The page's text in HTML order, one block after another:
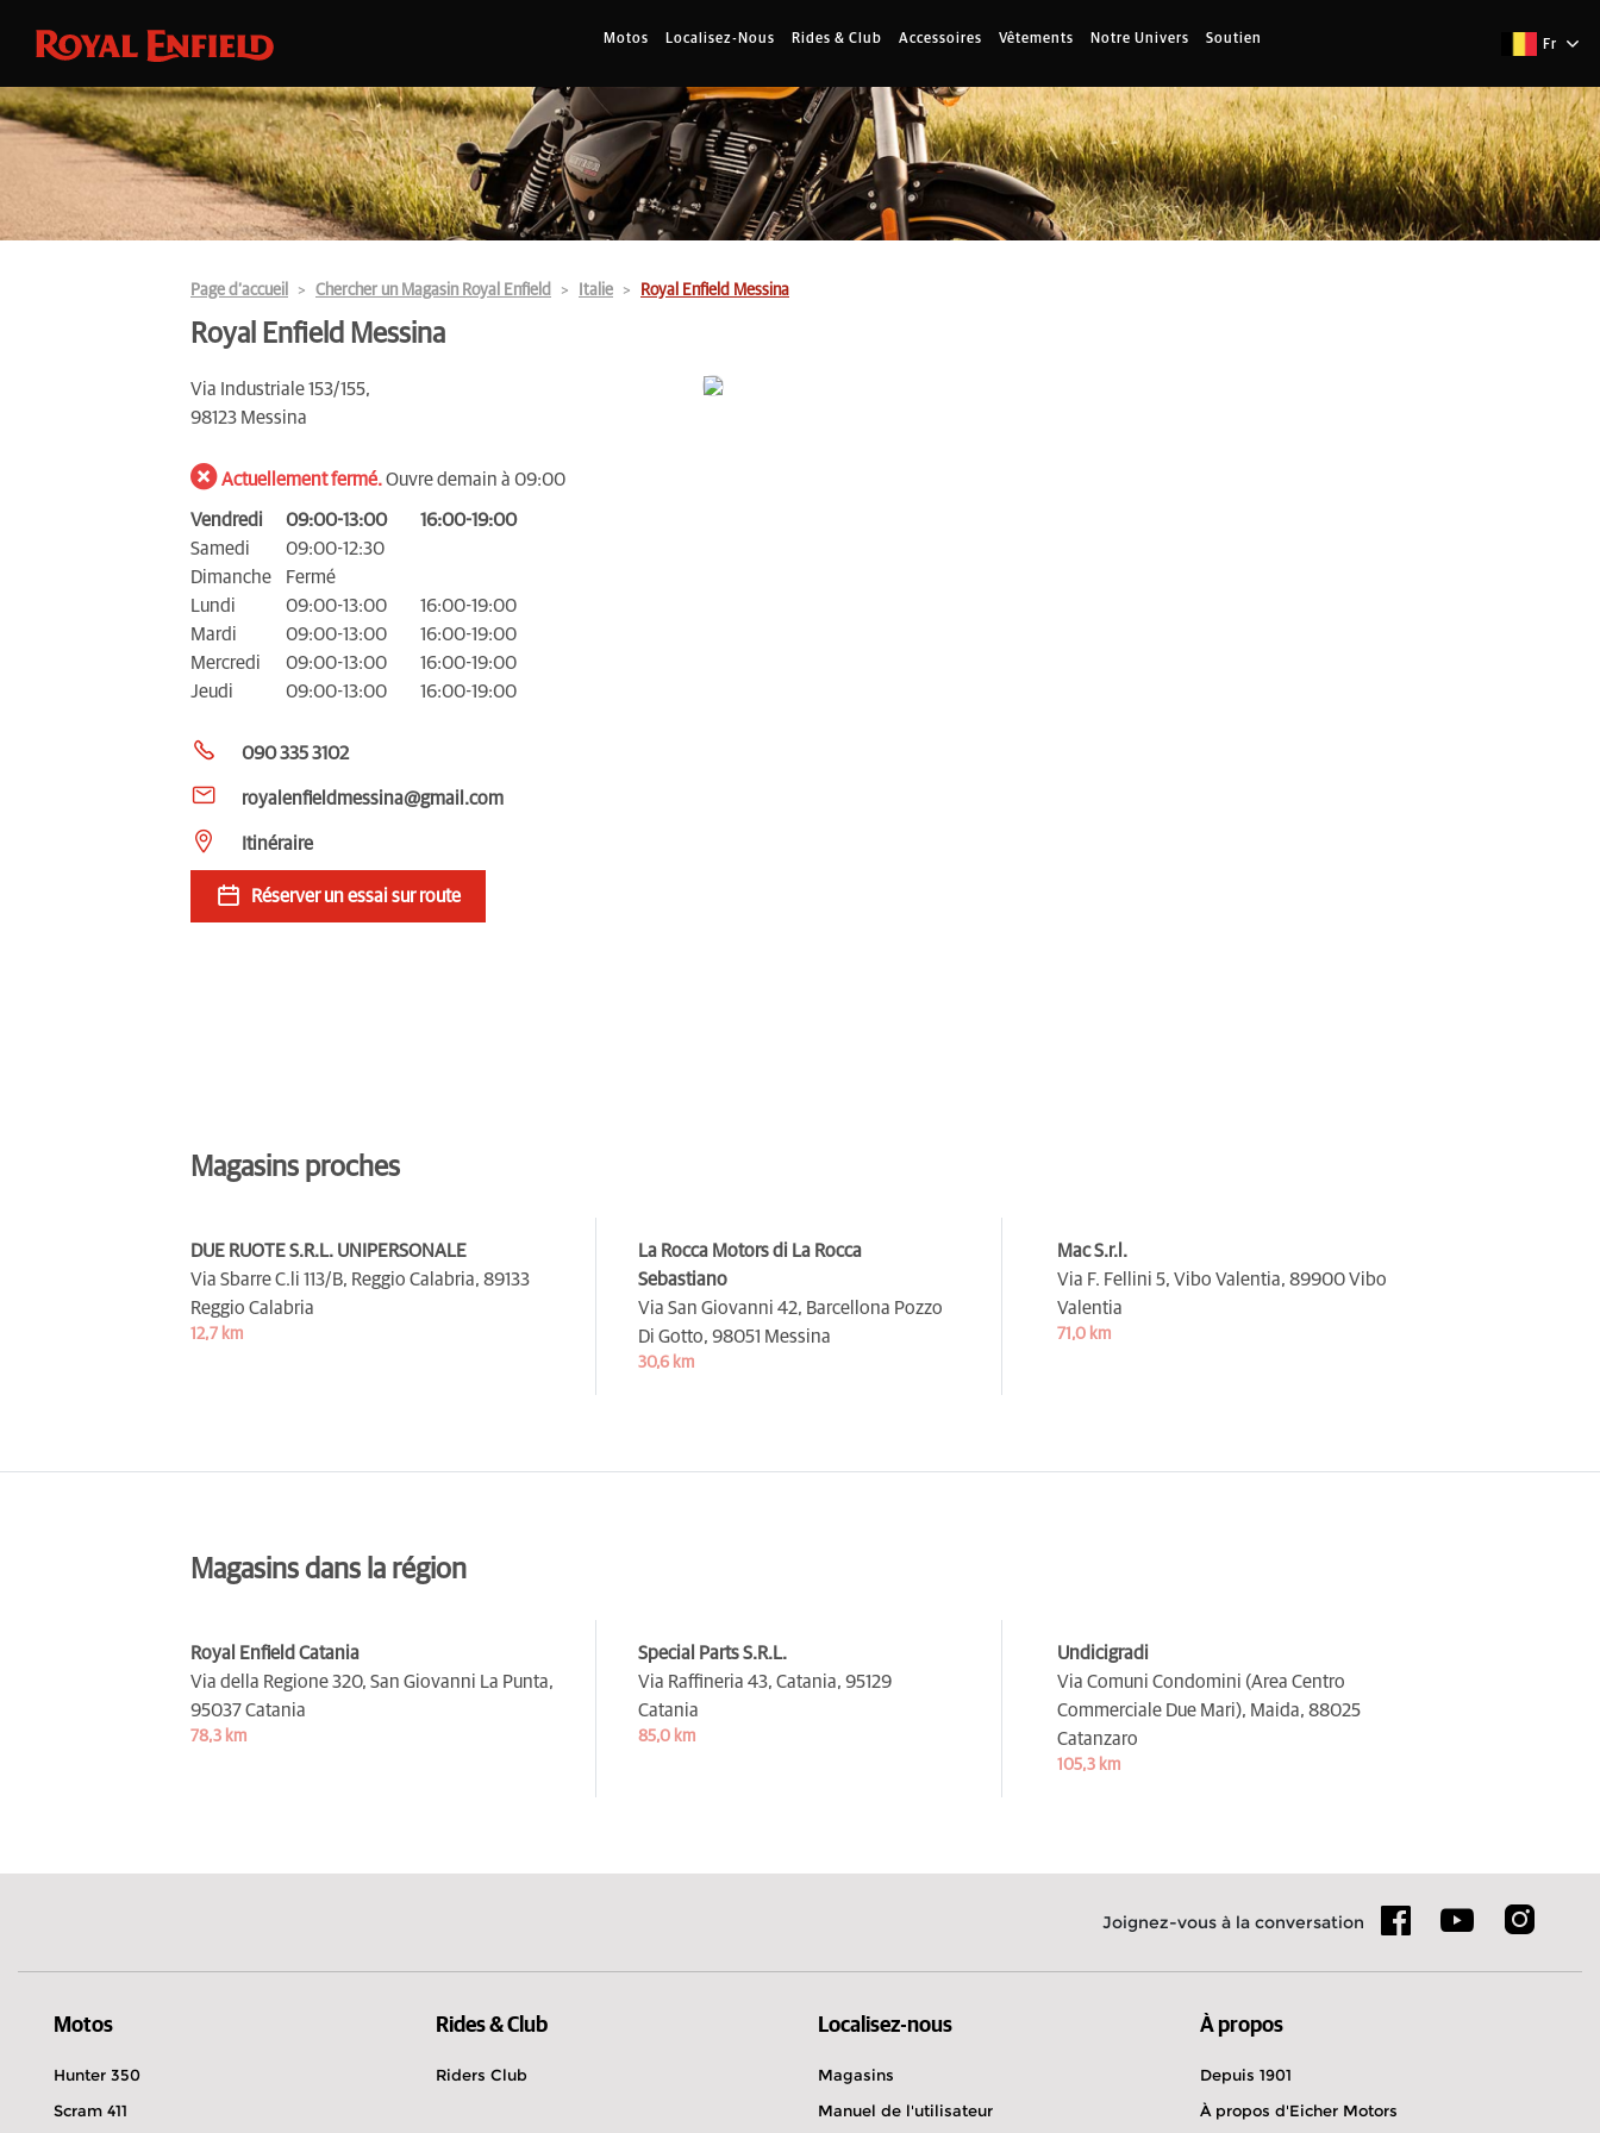
Motos Localisez-Nous Rides & Club Accessoires Vêtements Notre Univers Soutien Fr
Page d’accueil Chercher un Magasin Royal Enfield Italie Royal Enfield Messina
Royal Enfield Messina
Via Industriale 153/155,
98123 Messina
Actuellement fermé.Ouvre demain à 09:00
Vendredi 09:00-13:00
16:00-19:00
Samedi
09:00-12:30
Dimanche
Fermé
Lundi
09:00-13:00
16:00-19:00
Mardi
09:00-13:00
16:00-19:00
Mercredi
09:00-13:00
16:00-19:00
Jeudi
09:00-13:00 16:00-19:00
090 335 3102
royalenfieldmessina@gmail.com
Itinéraire
Réserver un essai sur route
Magasins proches
DUE RUOTE S.R.L. UNIPERSONALE
Via Sbarre C.li 113/B, Reggio Calabria, 89133
Reggio Calabria
12,7 km
La Rocca Motors di La Rocca
Sebastiano
Via San Giovanni 42, Barcellona Pozzo
Di Gotto, 98051 Messina
30,6 km
Mac S.r.l.
Via F. Fellini 5, Vibo Valentia, 89900 Vibo
Valentia
71,0 km
Magasins dans la région
Royal Enfield Catania
Via della Regione 320, San Giovanni La Punta,
95037 Catania
78,3 km
Special Parts S.R.L.
Via Raffineria 43, Catania, 95129
Catania
85,0 km
Undicigradi
Via Comuni Condomini (Area Centro
Commerciale Due Mari), Maida, 88025
Catanzaro
105,3 km
Joignez-vous à la conversation
Motos
Hunter 350
Scram 411
Rides & Club
Riders Club
Localisez-nous
Magasins
Manuel de l'utilisateur
À propos
Depuis 1901
À propos d'Eicher Motors